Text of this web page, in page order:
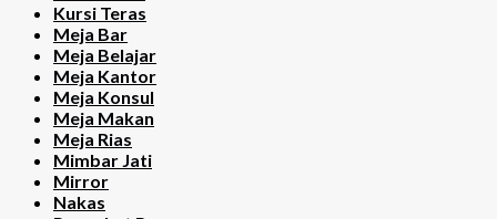
Kursi Teras
Meja Bar
Meja Belajar
Meja Kantor
Meja Konsul
Meja Makan
Meja Rias
Mimbar Jati
Mirror
Nakas